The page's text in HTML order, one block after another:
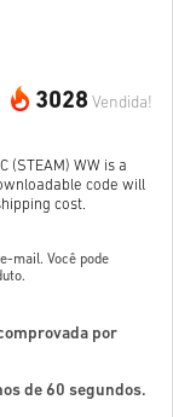
3028 Vendida!
(STEAM) WW is a
code will
cost.
mail. Você pode
por
de 60 segundos.